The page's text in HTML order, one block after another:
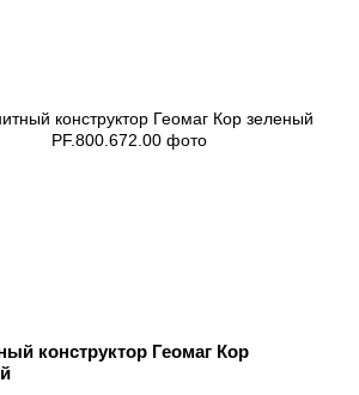
конструктор Геомаг Кор